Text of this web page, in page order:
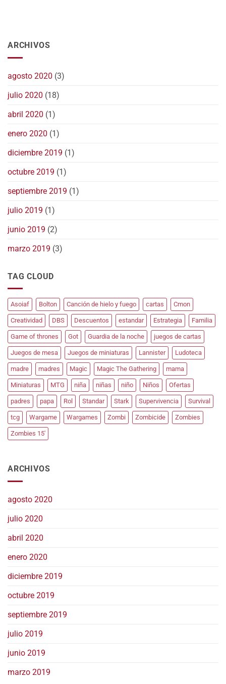
ARCHIVOS
agosto 2020 (3)
julio 2020 (18)
abril 2020 (1)
enero 2020 (1)
diciembre 2019 (1)
octubre 2019 (1)
septiembre 2019 (1)
julio 2019 (1)
junio 2019 (2)
marzo 2019 (3)
TAG CLOUD
Asoiaf Bolton Canción de hielo y fuego cartas Cmon
Creatividad DBS Descuentos estandar Estrategia Familia
Game of thrones Got Guardia de la noche juegos de cartas
Juegos de mesa Juegos de miniaturas Lannister Ludoteca
madre madres Magic Magic The Gathering mama
Miniaturas MTG niña niñas niño Niños Ofertas
padres papa Rol Standar Stark Supervivencia Survival
tcg Wargame Wargames Zombi Zombicide Zombies
Zombies 15'
ARCHIVOS
agosto 2020
julio 2020
abril 2020
enero 2020
diciembre 2019
octubre 2019
septiembre 2019
julio 2019
junio 2019
marzo 2019